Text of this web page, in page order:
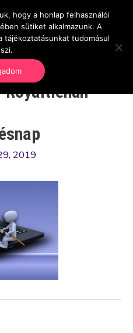
Main
Royaltiehun-
2019
hogy a honlap felhasználói
sütiket alkalmazunk. A
tájékoztatásunkat tudomásul